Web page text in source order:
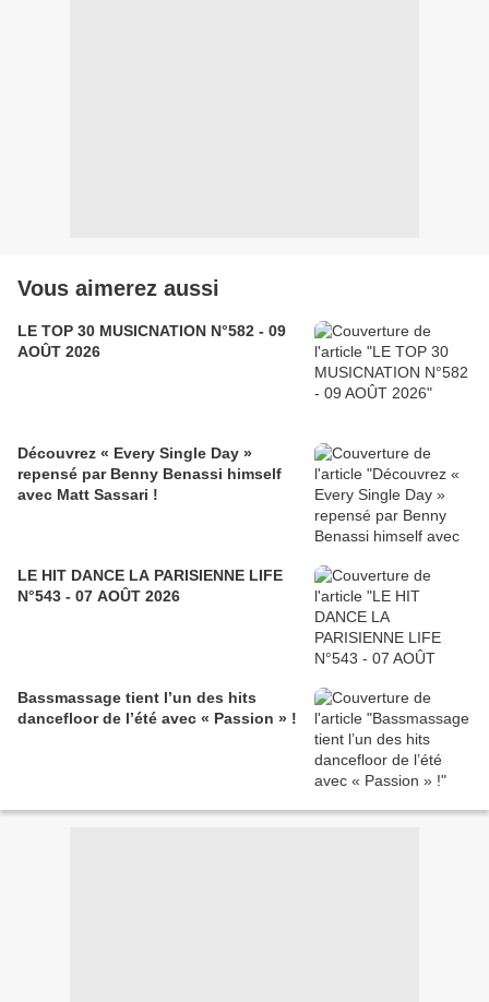
Vous aimerez aussi
LE TOP 30 MUSICNATION N°582 - 09
AOÛT 2026
Découvrez « Every Single Day »
repensé par Benny Benassi himself
avec Matt Sassari !
LE HIT DANCE LA PARISIENNE LIFE
N°543 - 07 AOÛT 2026
Bassmassage tient l’un des hits
dancefloor de l’été avec « Passion » !